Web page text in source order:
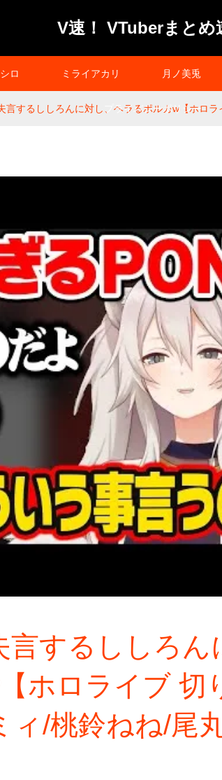
V速！ VTuberまとめ
シロ ミライアカリ 月ノ美兎
プライバシーポリシー
言するししろんに対し、ヘラるポルカw【ホロ
するししろん
ホロライブ 切
ィ/桃鈴ねね/尾